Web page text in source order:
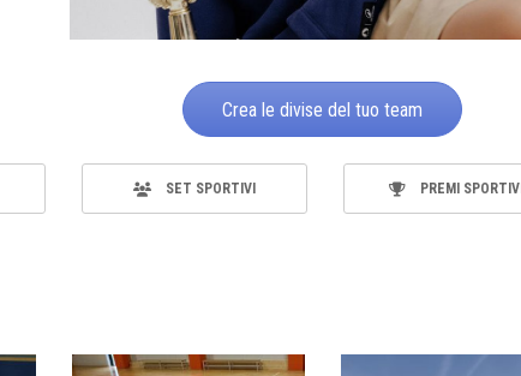
Crea le divise del tuo team
SET SPORTIVI PREMI SPORTIVI